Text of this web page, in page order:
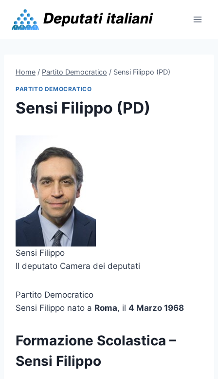
content
Home / Partito Democratico / Sensi Filippo (PD)
PARTITO DEMOCRATICO
Sensi Filippo (PD)
Sensi Filippo
Il deputato Camera dei deputati
Partito Democratico
Sensi Filippo nato a Roma, il 4 Marzo 1968
Formazione Scolastica –
Sensi Filippo